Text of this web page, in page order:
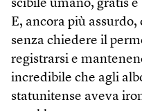
scibile umano, gratis
E, ancora più
senza chiedere il
registrarsi e
incredibile che agli
statunitense aveva